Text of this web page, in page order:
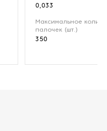
0,033
Максимальное
палочек (шт.)
350